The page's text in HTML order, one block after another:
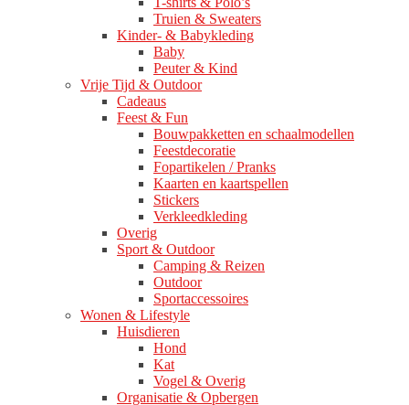
Truien & Sweaters
Kinder- & Babykleding
Baby
Peuter & Kind
Vrije Tijd & Outdoor
Cadeaus
Feest & Fun
Bouwpakketten en schaalmodellen
Feestdecoratie
Fopartikelen / Pranks
Kaarten en kaartspellen
Stickers
Verkleedkleding
Overig
Sport & Outdoor
Camping & Reizen
Outdoor
Sportaccessoires
Wonen & Lifestyle
Huisdieren
Hond
Kat
Vogel & Overig
Organisatie & Opbergen